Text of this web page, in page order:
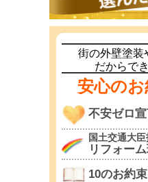
街の外壁塗装
だからで
安心の
不安ゼロ
国土交通大臣
リフォー
10のお約束